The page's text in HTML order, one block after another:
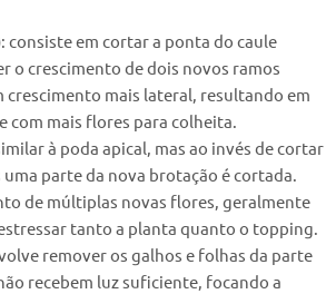
: consiste em cortar a ponta do caule
o crescimento de dois novos ramos
crescimento mais lateral, resultando em
com mais flores para colheita.
à poda apical, mas ao invés de cortar
parte da nova brotação é cortada.
de múltiplas novas flores, geralmente
tanto a planta quanto o topping.
remover os galhos e folhas da parte
recebem luz suficiente, focando a